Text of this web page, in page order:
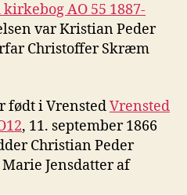
AO 55 1887-
var Kristian Peder
Christoffer Skræm
født i VrenstedVrensted
, 11. september 1866
Christian Peder
Jensdatter af